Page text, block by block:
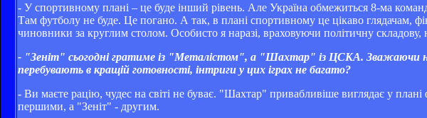
- У спортивному плані – це буде інший рівень. Але Україна обмежиться 8-ма
Там футболу не буде. Це погано. А так, в плані спортивному це цікаво глядачам,
чиновники за круглим столом. Особисто я наразі, враховуючи політичну
- "Зеніт" сьогодні гратиме із "Металістом", а "Шахтар" із ЦСКА. Зважаючи
перебувають в кращій готовності, інтриги у цих іграх не багато?
- Ви маєте рацію, чудес на світі не буває. "Шахтар" привабливіше виглядає у
першими, а "Зеніт" - другим.